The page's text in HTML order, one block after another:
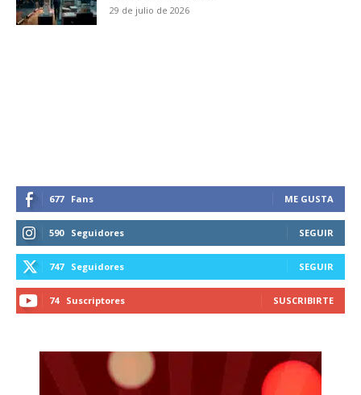
29 de julio de 2026
677 Fans ME GUSTA
590 Seguidores SEGUIR
747 Seguidores SEGUIR
74 Suscriptores SUSCRIBIRTE